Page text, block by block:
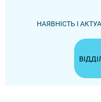
НАЯВНІСТЬ І